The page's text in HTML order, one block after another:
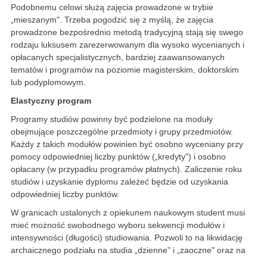
Podobnemu celowi służą zajęcia prowadzone w trybie
„mieszanym". Trzeba pogodzić się z myślą, że zajęcia
prowadzone bezpośrednio metodą tradycyjną stają się swego
rodzaju luksusem zarezerwowanym dla wysoko wycenianych i
opłacanych specjalistycznych, bardziej zaawansowanych
tematów i programów na poziomie magisterskim, doktorskim
lub podyplomowym.
Elastyczny program
Programy studiów powinny być podzielone na moduły
obejmujące poszczególne przedmioty i grupy przedmiotów.
Każdy z takich modułów powinien być osobno wyceniany przy
pomocy odpowiedniej liczby punktów („kredyty") i osobno
opłacany (w przypadku programów płatnych). Zaliczenie roku
studiów i uzyskanie dyplomu zależeć będzie od uzyskania
odpowiedniej liczby punktów.
W granicach ustalonych z opiekunem naukowym student musi
mieć możność swobodnego wyboru sekwencji modułów i
intensywności (długości) studiowania. Pozwoli to na likwidację
archaicznego podziału na studia „dzienne" i „zaoczne" oraz na